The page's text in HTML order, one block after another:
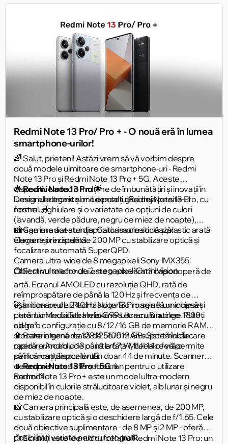
Redmi Note 13 Pro/ Pro + - O nouă eră în lumea
smartphone-urilor!
🌈 Salut, prieteni! Astăzi vrem să vă vorbim despre
două modele uimitoare de smartphone-uri - Redmi
Note 13 Pro și Redmi Note 13 Pro+ 5G. Aceste
dispozitive aduc o mulțime de îmbunătățiri și inovații în
lumea electronicelor. Le puteți găsi deja pe site-ul
nostru! 🛒
🌟Redmi Note 13 Pro🌟
Designul elegant și modern al lui Redmi Note 13 Pro, cu
forme unghiulare și o varietate de opțiuni de culori
(lavandă, verde pădure, negru de miez de noapte),
atrage imediat atenția. Carcasa din sticlă și plastic arată
elegant și rezistentă.
📸 Camera acestui dispozitiv impresionează:
Camera principală de 200 MP cu stabilizare optică și
focalizare automată SuperQPD.
Camera ultra-wide de 8 megapixeli Sony IMX355.
Obiectivul macro de 2 megapixeli OmniVision.
📺 Ecranul telefonului este o adevărată capodoperă de
artă. Ecranul AMOLED cu rezoluție QHD, rată de
reîmprospătare de până la 120 Hz și frecvența de
eșantionare de 240 Hz asigură o imagine luminoasă și
clară. Luminozitatea maximă a ecranului atinge 1800
cd/m².
🚀 În interiorul lui Redmi Note 13 Pro se află un chipset
puternic MediaTek Helio G99 Ultra cu 8 nuclee. Puteți
alege o configurație cu 8/12/16 GB de memorie RAM și
stocare internă de 128/256/512 GB. Sistemul de
operare Android 13 cu interfața MIUI 14 oferă o
performanță excelentă.
🔋 Bateria generoasă de 5100 mAh suportă încărcare
rapidă prin cablu de până la 67 W, ceea ce vă permite
să încărcați dispozitivul în doar 44 de minute. Scannerul
de amprente se află sub ecran pentru o utilizare
comodă.
📱Redmi Note 13 Pro+ 5G📱
Redmi Note 13 Pro+ este un model ultra-modern
disponibil în culorile strălucitoare violet, alb lunar și negru
de miez de noapte.
📸 Camera principală este, de asemenea, de 200 MP,
cu stabilizare optică și o deschidere largă de f/1.65. Cele
două obiective suplimentare - de 8 MP și 2 MP - oferă
posibilități variate pentru fotografii.
📺 Ecranul este identic cu cel al lui Redmi Note 13 Pro: un